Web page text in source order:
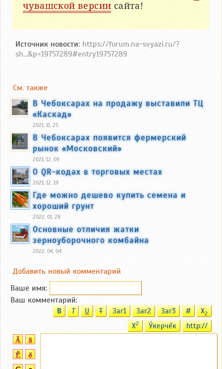
чувашской версии сайта!
Источник новости: https://forum.na-svyazi.ru/?
sh...&p=19757289#entry19757289
См. также
В Чебоксарах на продажу выставили ТЦ
«Каскад»
2021, 11, 25
В Чебоксарах появится фермерский
рынок «Московский»
2021, 12, 09
О QR-кодах в торговых местах
2021, 12, 19
Где можно дешево купить семена и
хороший грунт
2022, 01, 28
Основные отличия жатки
зерноуборочного комбайна
2022, 04, 04
Добавить новый комментарий
Ваше имя:
Ваш комментарий:
B T U T Заг1 Заг2 Заг3 # X2
X2 Ӳкерчĕк http://